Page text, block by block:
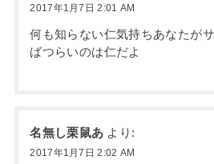
2017年1月7日 2:01 AM
何も知らない仁気持ちあなたが
ばつらいのは仁だよ
名無し栗鼠あ より:
2017年1月7日 2:02 AM